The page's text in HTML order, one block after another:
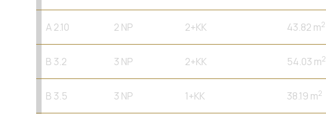
A 2.10 2 NP 2+KK 43.82 m2
B 3.2 3 NP 2+KK 54.03 m2
B 3.5 3 NP 1+KK 38.19 m2